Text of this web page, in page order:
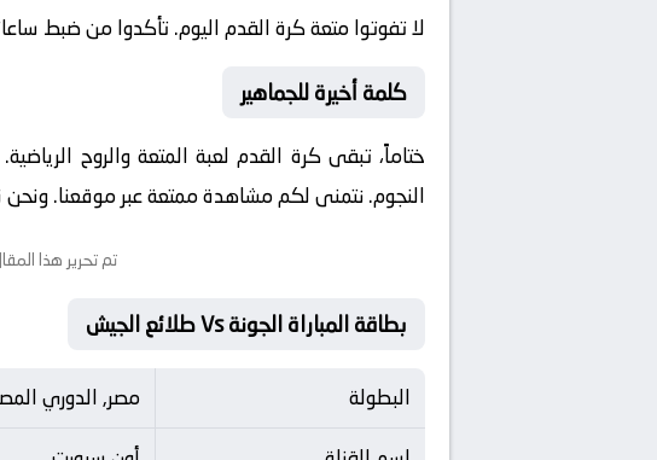
لا تفوتوا متعة كرة القدم اليوم. تأكدوا من ضبط
كلمة أخيرة للجماهير
ختاماً، تبقى كرة القدم لعبة المتعة والروح
النجوم. نتمنى لكم مشاهدة ممتعة عبر موقعنا. ونحن
تم تحرير هذا
بطاقة المباراة الجونة Vs طلائع الجيش
البطولة
مصر, الدوري